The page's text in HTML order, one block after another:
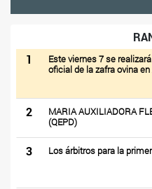
1
Este viernes 7 se
oficial de la zafra ovina
2
MARIA AUXILIADORA
(QEPD)
3 Los árbitros para la